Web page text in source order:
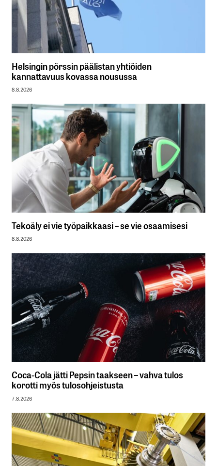
Helsingin pörssin päälistan yhtiöiden
kannattavuus kovassa nousussa
8.8.2026
Tekoäly ei vie työpaikkaasi – se vie osaamisesi
8.8.2026
Coca-Cola jätti Pepsin taakseen – vahva tulos
korotti myös tulosohjeistusta
7.8.2026